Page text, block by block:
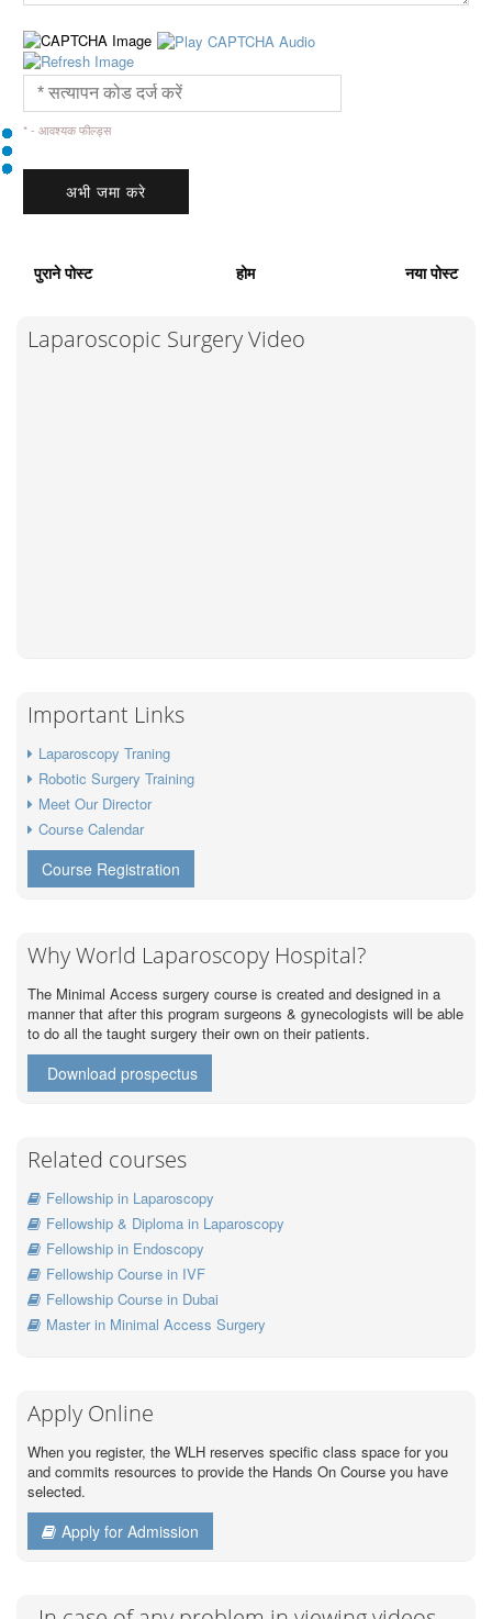
* - आवश्यक फील्ड्स
पुराने पोस्ट होम नया पोस्ट
Laparoscopic Surgery Video
Important Links
Laparoscopy Traning
Robotic Surgery Training
Meet Our Director
Course Calendar
Course Registration
Why World Laparoscopy Hospital?
The Minimal Access surgery course is created and designed in a
manner that after this program surgeons & gynecologists will be able
to do all the taught surgery their own on their patients.
Download prospectus
Related courses
Fellowship in Laparoscopy
Fellowship & Diploma in Laparoscopy
Fellowship in Endoscopy
Fellowship Course in IVF
Fellowship Course in Dubai
Master in Minimal Access Surgery
Apply Online
When you register, the WLH reserves specific class space for you
and commits resources to provide the Hands On Course you have
selected.
Apply for Admission